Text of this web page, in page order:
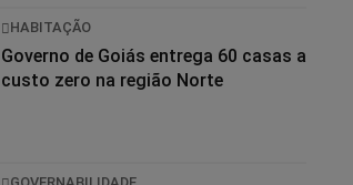
HABITAÇÃO
Governo de Goiás entrega 60 casas a
custo zero na região Norte